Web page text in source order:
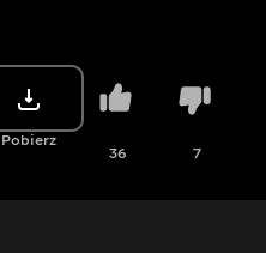
Pobierz
36 7